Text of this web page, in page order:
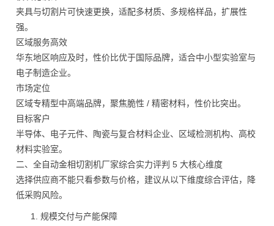
夹具与切割片可快速更换，适配多材质、多规格样品，扩展性
强。
区域服务高效
华东地区响应及时，性价比优于国际品牌，适合中小型实验室与
电子制造企业。
市场定位
区域专精型中高端品牌，聚焦脆性 / 精密材料，性价比突出。
目标客户
半导体、电子元件、陶瓷与复合材料企业、区域检测机构、高校
材料实验室。
二、全自动金相切割机厂家综合实力评判 5 大核心维度
选择供应商不能只看参数与价格，建议从以下维度综合评估，降
低采购风险。
规模交付与产能保障